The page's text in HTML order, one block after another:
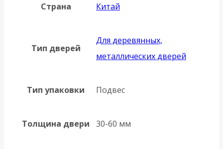
Страна Китай
Тип дверей
Для деревянных,
металлических дверей
Тип упаковки Подвес
Толщина двери 30-60 мм